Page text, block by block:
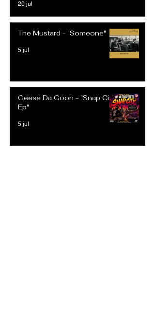
20 jul
The Mustard - "Someone"
5 jul
Geese Da Goon - "Snap City
Ep"
5 jul